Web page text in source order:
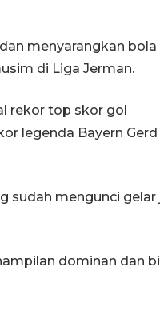
menyarangkan bola
di Liga Jerman.
rekor top skor gol
legenda Bayern Gerd
sudah mengunci gelar
dominan dan